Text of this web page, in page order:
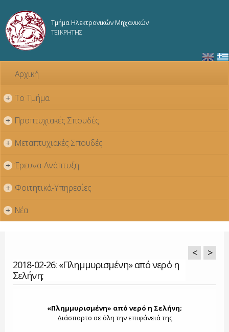
κυρίως
Τμήμα Ηλεκτρονικών Μηχανικών
ΤΕΙ ΚΡΗΤΗΣ
Αρχική
+ Το Τμήμα
+ Προπτυχιακές Σπουδές
+ Μεταπτυχιακές Σπουδές
+ Έρευνα-Ανάπτυξη
+ Φοιτητικά-Υπηρεσίες
+ Νέα
2018-02-26: «Πλημμυρισμένη» από νερό η
Σελήνη;
< >
«Πλημμυρισμένη» από νερό η Σελήνη;
Διάσπαρτο σε όλη την επιφάνειά της